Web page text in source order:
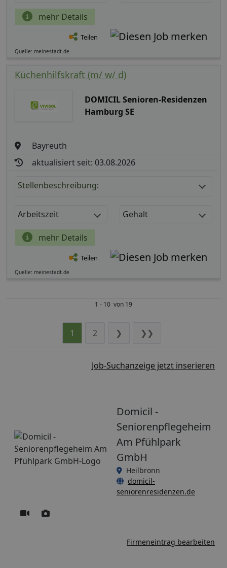
mehr Details
Teilen
Quelle: meinestadt.de
Küchenhilfskraft (m/ w/ d)
DOMICIL Senioren-Residenzen
Hamburg SE
Bayreuth
aktualisiert seit: 03.08.2026
Stellenbeschreibung:
Arbeitszeit Gehalt
mehr Details
Teilen
Quelle: meinestadt.de
1 - 10 von 19
1 2 ❯ ❯❯
Job-Suchanzeige jetzt inserieren
Domicil -
Seniorenpflegeheim
Am Pfühlpark
GmbH
Heilbronn
domicil-
seniorenresidenzen.de
Firmeneintrag bearbeiten